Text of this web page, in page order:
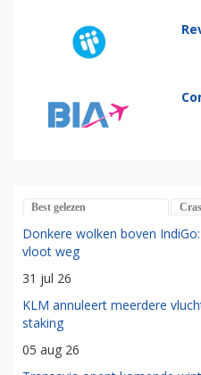
Best gelezen
Donkere wolken boven
vloot weg
31 jul 26
KLM annuleert meerdere
staking
05 aug 26